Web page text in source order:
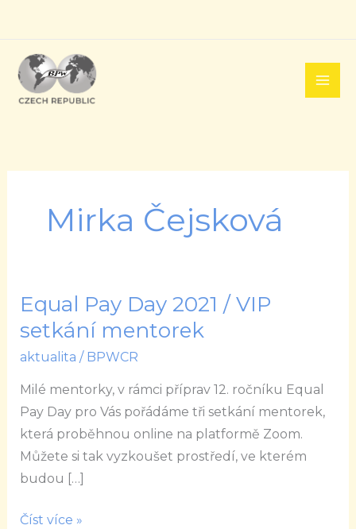
obsah
Mirka Čejsková
Equal Pay Day 2021 / VIP
setkání mentorek
aktualita / BPWCR
Milé mentorky, v rámci příprav 12. ročníku Equal
Pay Day pro Vás pořádáme tři setkání mentorek,
která proběhnou online na platformě Zoom.
Můžete si tak vyzkoušet prostředí, ve kterém
budou […]
Equal
Pay
/
VIP
setkání
mentorek
Číst více »